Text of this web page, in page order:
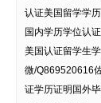
认证美国留学学
国内学历学位认
美国认证留学生
微/Q869520616
证学历证明国外